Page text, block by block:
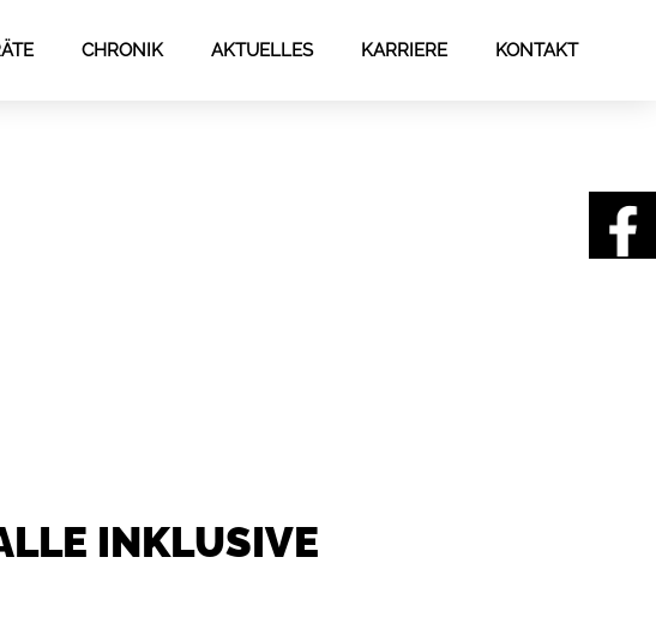
CHRONIK AKTUELLES KARRIERE KONTAKT
INKLUSIVE